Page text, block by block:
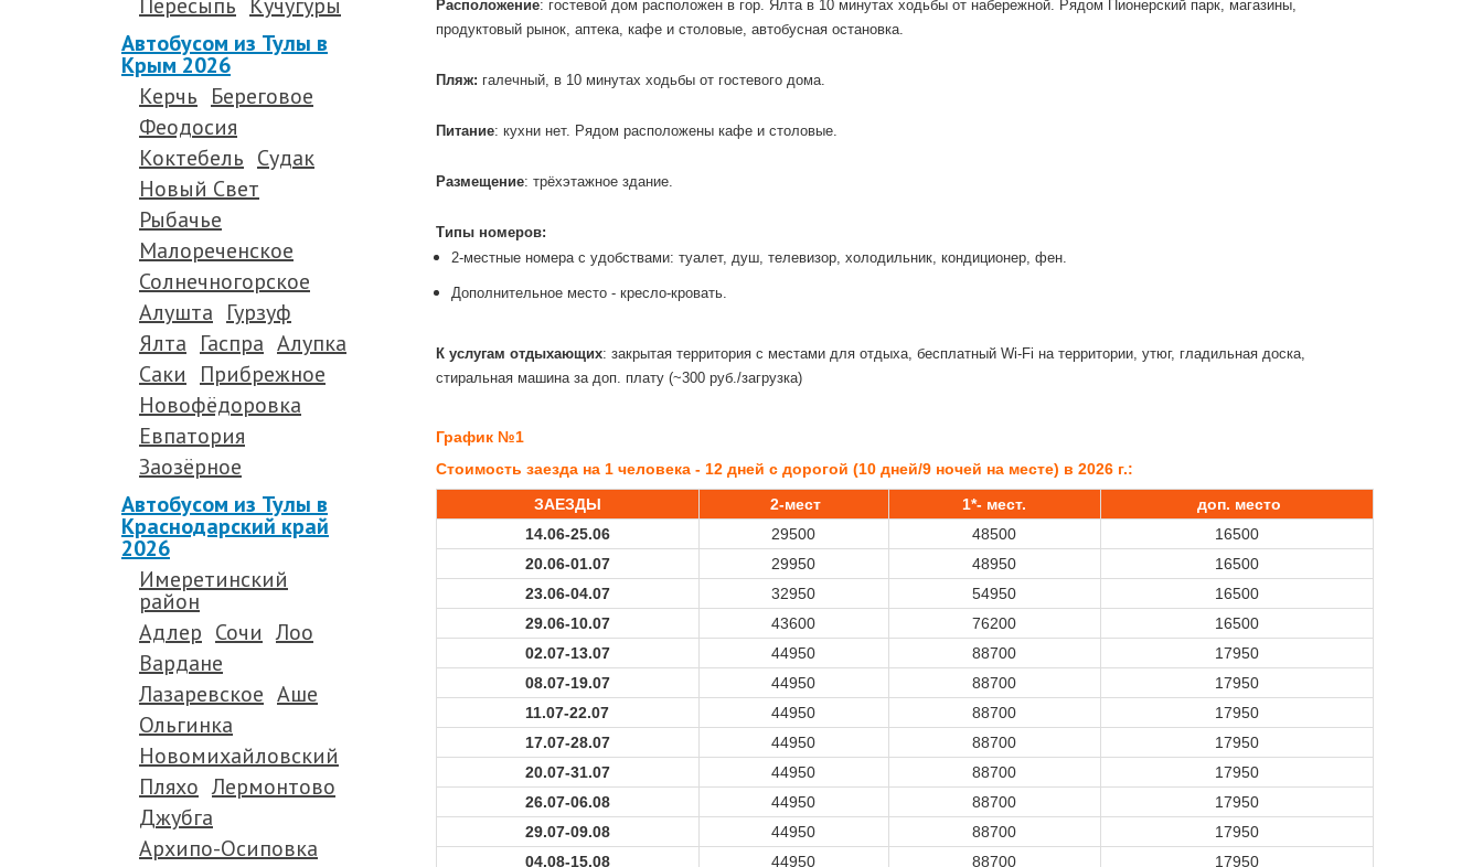
Автобусом из Тулы в
Крым 2026
Керчь Береговое
Феодосия
Коктебель Судак
Новый Свет
Рыбачье
Малореченское
Солнечногорское
Алушта Гурзуф
Ялта Гаспра Алупка
Саки
Прибрежное
Новофёдоровка
Евпатория
Заозёрное
Автобусом из Тулы в
Краснодарский край
2026
Имеретинский
район
Адлер Сочи Лоо
Вардане
Лазаревское Аше
Ольгинка
Новомихайловский
Пляхо Лермонтово
Джубга
Архипо-Осиповка
Расположение: гостевой дом расположен в гор. Ялта в 10 минутах ходьбы от набережной. Рядом Пионерский парк, магазины,
продуктовый рынок, аптека, кафе и столовые, автобусная остановка.
Пляж: галечный, в 10 минутах ходьбы от гостевого дома.
Питание: кухни нет. Рядом расположены кафе и столовые.
Размещение: трёхэтажное здание.
Типы номеров:
2-местные номера с удобствами: туалет, душ, телевизор, холодильник, кондиционер, фен.
Дополнительное место - кресло-кровать.
К услугам отдыхающих: закрытая территория с местами для отдыха, бесплатный Wi-Fi на территории, утюг, гладильная доска,
стиральная машина за доп. плату (~300 руб./загрузка)
График №1
Стоимость заезда на 1 человека - 12 дней с дорогой (10 дней/9 ночей на месте) в 2026 г.:
ЗАЕЗДЫ
2-мест 1*- мест. доп. место
14.06-25.06
29500 48500
16500
20.06-01.07
29950 48950
16500
23.06-04.07
32950 54950
16500
29.06-10.07
43600 76200
16500
02.07-13.07
44950 88700
17950
08.07-19.07
44950 88700
17950
11.07-22.07
44950 88700
17950
17.07-28.07
44950 88700
17950
20.07-31.07
44950 88700
17950
26.07-06.08
44950 88700
17950
29.07-09.08
44950 88700
17950
04.08-15.08
44950 88700
17950